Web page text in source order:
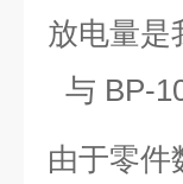
放电量是
与 BP-
由于零件